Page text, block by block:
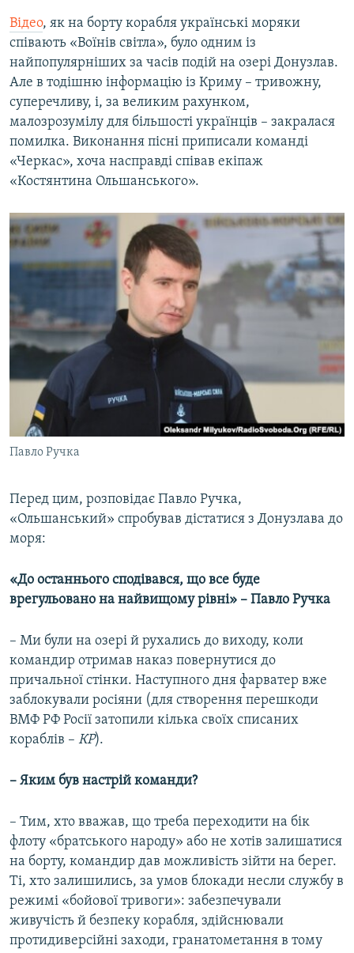
Відео, як на борту корабля українські моряки
співають «Воїнів світла», було одним із
найпопулярніших за часів подій на озері Донузлав.
Але в тодішню інформацію із Криму – тривожну,
суперечливу, і, за великим рахунком,
малозрозумілу для більшості українців – закралася
помилка. Виконання пісні приписали команді
«Черкас», хоча насправді співав екіпаж
«Костянтина Ольшанського».
Павло Ручка
Перед цим, розповідає Павло Ручка,
«Ольшанський» спробував дістатися з Донузлава до
моря:
«До останнього сподівався, що все буде
врегульовано на найвищому рівні» –​ Павло Ручка
– Ми були на озері й рухались до виходу, коли
командир отримав наказ повернутися до
причальної стінки. Наступного дня фарватер вже
заблокували росіяни (для створення перешкоди
ВМФ РФ Росії затопили кілька своїх списаних
кораблів – КР).
–​ Яким був настрій команди?
– Тим, хто вважав, що треба переходити на бік
флоту «братського народу» або не хотів залишатися
на борту, командир дав можливість зійти на берег.
Ті, хто залишились, за умов блокади несли службу в
режимі «бойової тривоги»: забезпечували
живучість й безпеку корабля, здійснювали
протидиверсійні заходи, гранатометання в тому